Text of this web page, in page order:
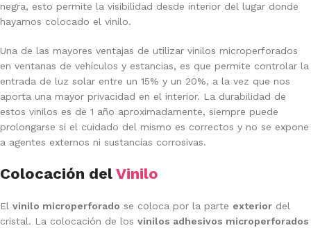
negra, esto permite la visibilidad desde interior del lugar donde
hayamos colocado el vinilo.
Una de las mayores ventajas de utilizar vinilos microperforados
en ventanas de vehículos y estancias, es que permite controlar la
entrada de luz solar entre un 15% y un 20%, a la vez que nos
aporta una mayor privacidad en el interior. La durabilidad de
estos vinilos es de 1 año aproximadamente, siempre puede
prolongarse si el cuidado del mismo es correctos y no se expone
a agentes externos ni sustancias corrosivas.
Colocación del Vinilo
El vinilo microperforado se coloca por la parte exterior del
cristal. La colocación de los vinilos adhesivos microperforados